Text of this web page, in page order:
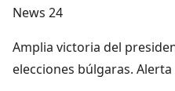
News 24
Amplia victoria del
elecciones búlgaras. Alerta